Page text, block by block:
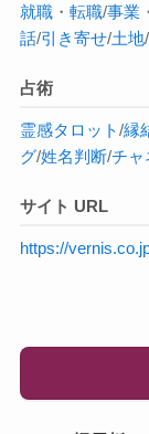
就職・ 転職/事業 ・
話/引き寄せ/土地/
占術
霊感タロット/縁
グ/姓名判断/チャ
サイト URL
https://